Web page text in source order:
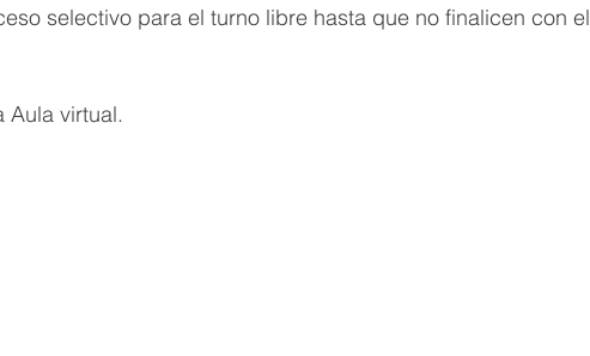
selectivo para el turno libre hasta que no finalicen con el
Aula virtual.